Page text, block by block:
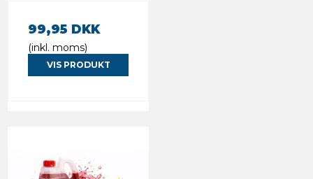
99,95 DKK
(inkl. moms)
VIS PRODUKT